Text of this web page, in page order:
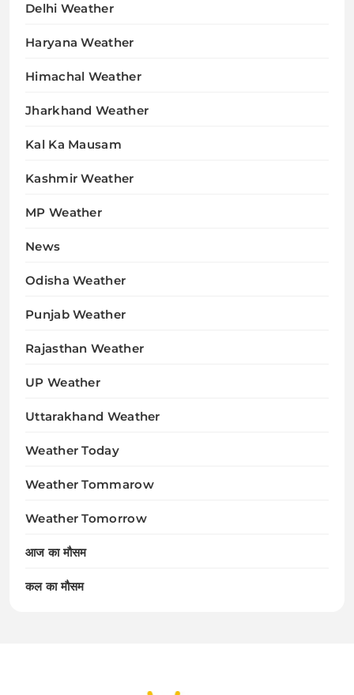
Delhi Weather
Haryana Weather
Himachal Weather
Jharkhand Weather
Kal Ka Mausam
Kashmir Weather
MP Weather
News
Odisha Weather
Punjab Weather
Rajasthan Weather
UP Weather
Uttarakhand Weather
Weather Today
Weather Tommarow
Weather Tomorrow
आज का मौसम
कल का मौसम